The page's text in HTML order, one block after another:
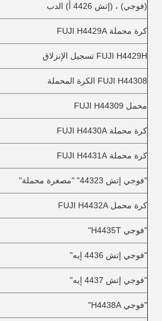
(فوجي) ، (إتش 4426 أ) الدب
كرة محملة FUJI H4429A
FUJI H4429H تسجيل الإنزلاق
FUJI H44308 الكرة المحملة
محمل FUJI H44309
كرة محملة FUJI H4430A
كرة محملة FUJI H4431A
"فوجي إتش 44323" "مصغرة محملة"
كرة محمل FUJI H4432A
"فوجي H4435T"
"فوجي إتش 4436 إيه"
"فوجي إتش 4437 إيه"
"فوجي H4438A"